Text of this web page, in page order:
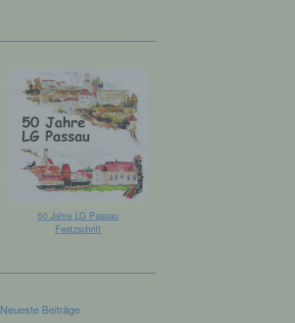
50 Jahre LG Passau
Festzschrift
Neueste Beiträge